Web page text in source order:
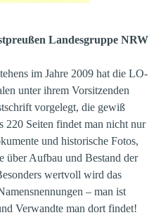
Landesgruppe NRW
im Jahre 2009 hat die LO-
unter ihrem Vorsitzenden
vorgelegt, die gewiß
220 Seiten findet man nicht nur
und historische Fotos,
über Aufbau und Bestand der
wertvoll wird das
– man ist
Verwandte man dort findet!